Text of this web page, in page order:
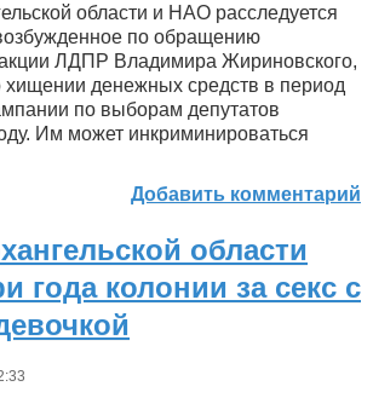
области и НАО расследуется
по обращению
ЛДПР Владимира Жириновского,
хищении денежных средств в период
по выборам депутатов
Им может инкриминироваться
Добавить комментарий
области
года колонии за секс с